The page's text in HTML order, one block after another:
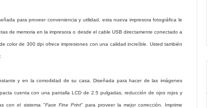
para proveer conveniencia y utilidad, esta nueva impresora fotográfica le
de memoria en la impresora o desde el cable USB directamente conectado a
color de 300 dpi ofrece impresiones con una calidad increíble. Usted también
y en la comodidad de su casa. Diseñada para hacer de las imágenes
cuenta con una pantalla LCD de 2.5 pulgadas, reducción de ojos rojos y
con el sistema "Face Fine Print" para proveer la mejor corrección. Imprime